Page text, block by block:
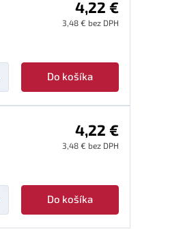
4,22 €
3,48 € bez DPH
Do košíka
4,22 €
3,48 € bez DPH
Do košíka